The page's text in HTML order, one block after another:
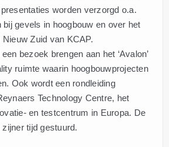
worden verzorgd o.a.
bij gevels in hoogbouw en over het
Zuid van KCAP.
bezoek brengen aan het ‘Avalon’
ruimte waarin hoogbouwprojecten
Ook wordt een rondleiding
Technology Centre, het
en testcentrum in Europa. De
tijd gestuurd.